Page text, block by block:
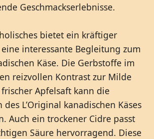
Geschmackserlebnisse.
bietet ein kräftiger
eine interessante Begleitung zum
Käse. Die Gerbstoffe im
reizvollen Kontrast zur Milde
frischer Apfelsaft kann die
L’Original kanadischen Käses
Auch ein trockener Cidre passt
Säure hervorragend. Diese